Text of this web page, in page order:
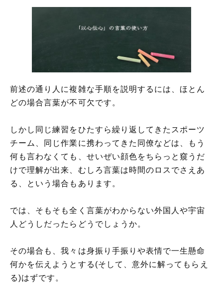
前述の通り人に複雑な手順を説明するには、ほとん
どの場合言葉が不可欠です。
しかし同じ練習をひたすら繰り返してきたスポーツ
チーム、同じ作業に携わってきた同僚などは、もう
何も言わなくても、せいぜい顔色をちらっと窺うだ
けで理解が出来、むしろ言葉は時間のロスでさえあ
る、という場合もあります。
では、そもそも全く言葉がわからない外国人や宇宙
人どうしだったらどうでしょうか。
その場合も、我々は身振り手振りや表情で一生懸命
何かを伝えようとする(そして、意外に解ってもらえ
る)はずです。